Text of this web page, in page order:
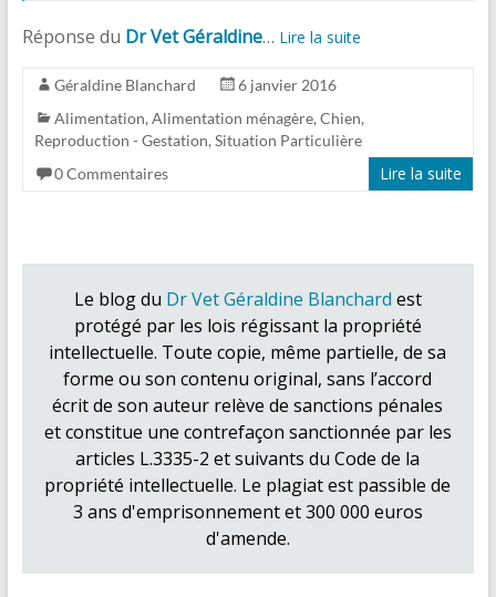
Réponse du Dr Vet Géraldine… Lire la suite
Géraldine Blanchard
6 janvier 2016
Alimentation, Alimentation ménagère, Chien,
Reproduction - Gestation, Situation Particulière
0 Commentaires
Lire la suite
Le blog du Dr Vet Géraldine Blanchard est
protégé par les lois régissant la propriété
intellectuelle. Toute copie, même partielle, de sa
forme ou son contenu original, sans l’accord
écrit de son auteur relève de sanctions pénales
et constitue une contrefaçon sanctionnée par les
articles L.3335-2 et suivants du Code de la
propriété intellectuelle. Le plagiat est passible de
3 ans d'emprisonnement et 300 000 euros
d'amende.